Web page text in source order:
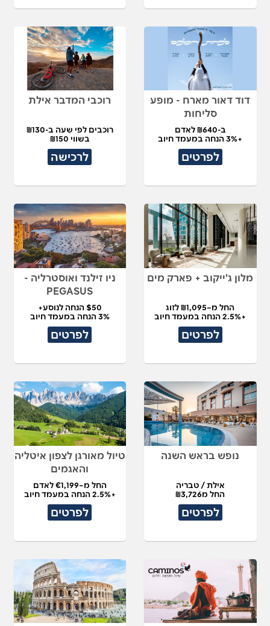
דוד דאור מארח - מופע
סליחות
ב-₪640 לאדם
+3% הנחה במעמד חיוב
לפרטים
רוכבי המדבר אילת
רוכבים לפי שעה ב-₪130
בשווי ₪150
לרכישה
מלון ג'ייקוב + פארק מים
החל מ–₪1,095 לזוג
+2.5% הנחה במעמד חיוב
לפרטים
ניו זילנד ואוסטרליה -
PEGASUS
$50 הנחה לנוסע+
3% הנחה במעמד חיוב
לפרטים
נופש בראש השנה
אילת / טבריה
החל מ₪3,726
לפרטים
טיול מאורגן לצפון איטליה
והאגמים
החל מ–€1,199 לאדם
+2.5% הנחה במעמד חיוב
לפרטים